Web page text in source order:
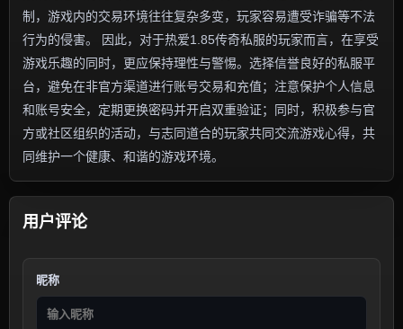
制，游戏内的交易环境往往复杂多变，玩家容易遭受诈骗等不法
行为的侵害。 因此，对于热爱1.85传奇私服的玩家而言，在享受
游戏乐趣的同时，更应保持理性与警惕。选择信誉良好的私服平
台，避免在非官方渠道进行账号交易和充值；注意保护个人信息
和账号安全，定期更换密码并开启双重验证；同时，积极参与官
方或社区组织的活动，与志同道合的玩家共同交流游戏心得，共
同维护一个健康、和谐的游戏环境。
用户评论
昵称